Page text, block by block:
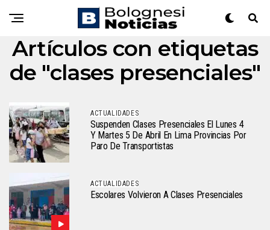
Artículos con etiquetas
de "clases presenciales"
ACTUALIDADES
Suspenden Clases Presenciales El Lunes 4
Y Martes 5 De Abril En Lima Provincias Por
Paro De Transportistas
ACTUALIDADES
Escolares Volvieron A Clases Presenciales